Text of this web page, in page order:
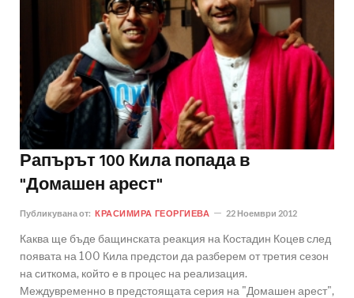
Рапърът 100 Кила попада в
"Домашен арест"
Публикувана от: КРАСИМИРА ГЕОРГИЕВА 22 Ноември 2012
Каква ще бъде бащинската реакция на Костадин Коцев след
появата на 100 Кила предстои да разберем от третия сезон
на ситкома, който е в процес на реализация.
Междувременно в предстоящата серия на "Домашен арест",